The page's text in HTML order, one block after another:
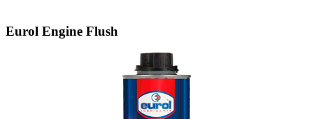
Eurol Engine Flush